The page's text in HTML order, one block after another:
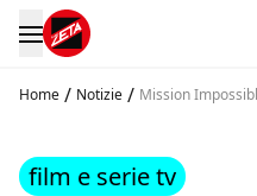
Home / Notizie / Mission
film e serie tv